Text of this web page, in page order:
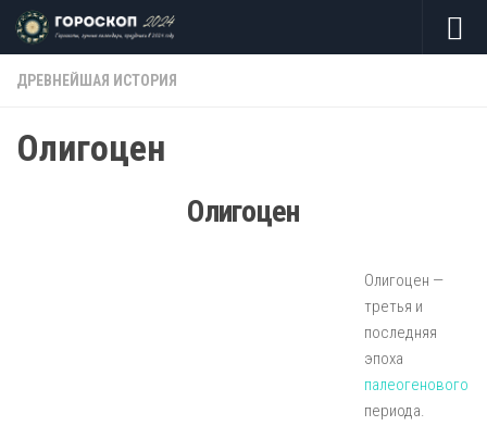
Skip to content
ДРЕВНЕЙШАЯ ИСТОРИЯ
Олигоцен
Олигоцен
Олигоцен —
третья и
последняя
эпоха
палеогенового
периода.